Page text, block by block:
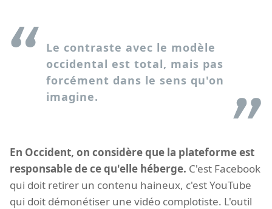
Le contraste avec le modèle
occidental est total, mais pas
forcément dans le sens qu'on
imagine.
En Occident, on considère que la plateforme est
responsable de ce qu'elle héberge. C'est Facebook
qui doit retirer un contenu haineux, c'est YouTube
qui doit démonétiser une vidéo complotiste. L'outil